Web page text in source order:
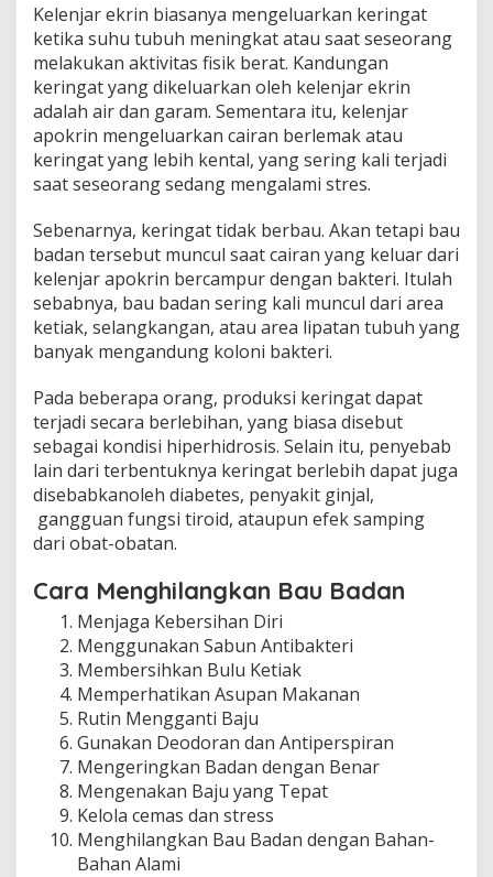
Kelenjar ekrin biasanya mengeluarkan keringat
ketika suhu tubuh meningkat atau saat seseorang
melakukan aktivitas fisik berat. Kandungan
keringat yang dikeluarkan oleh kelenjar ekrin
adalah air dan garam. Sementara itu, kelenjar
apokrin mengeluarkan cairan berlemak atau
keringat yang lebih kental, yang sering kali terjadi
saat seseorang sedang mengalami stres.
Sebenarnya, keringat tidak berbau. Akan tetapi bau
badan tersebut muncul saat cairan yang keluar dari
kelenjar apokrin bercampur dengan bakteri. Itulah
sebabnya, bau badan sering kali muncul dari area
ketiak, selangkangan, atau area lipatan tubuh yang
banyak mengandung koloni bakteri.
Pada beberapa orang, produksi keringat dapat
terjadi secara berlebihan, yang biasa disebut
sebagai kondisi hiperhidrosis. Selain itu, penyebab
lain dari terbentuknya keringat berlebih dapat juga
disebabkanoleh diabetes, penyakit ginjal,
gangguan fungsi tiroid, ataupun efek samping
dari obat-obatan.
Cara Menghilangkan Bau Badan
Menjaga Kebersihan Diri
Menggunakan Sabun Antibakteri
Membersihkan Bulu Ketiak
Memperhatikan Asupan Makanan
Rutin Mengganti Baju
Gunakan Deodoran dan Antiperspiran
Mengeringkan Badan dengan Benar
Mengenakan Baju yang Tepat
Kelola cemas dan stress
Menghilangkan Bau Badan dengan Bahan-
Bahan Alami